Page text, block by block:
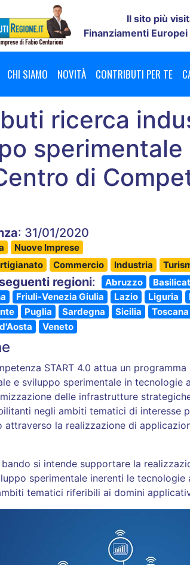
Il sito più
Finanziamenti
CHI SIAMO NOVITÀ CONTRIBUTI PER TE
ricerca
di
: 31/01/2020
Nuove Imprese
Commercio Industria
regioni: Abruzzo
Friuli-Venezia Giulia Lazio Liguria
Puglia Sardegna Sicilia Toscana
Veneto
START 4.0 attua un
e sviluppo sperimentale in tecnologie
delle infrastrutture
negli ambiti tematici di interesse
attraverso la realizzazione di
si intende supportare la
sperimentale inerenti le
tematici riferibili ai domini